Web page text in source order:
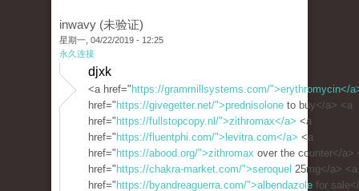
inwavy (未验证)
星期一, 04/22/2019 - 12:25
永久连接
djxk
<a href=" https://grammillsystems.com/">erythromycin</
href=" https://givegetter.net/">prednisolone to buy</a> <a
href=" https://fullstopcopy.nl/">zithromax</a> <a
href=" https://fluentphi.com/">levitra.com</a> <a
href=" https://abood.org/">zithromax over the counter</a>
href=" https://chakra-market.com/">seroquel 25mg</a> <a
href=" https://byandreaguerra.com/">albendazole for